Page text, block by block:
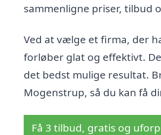
sammenligne priser, tilbud
Ved at vælge et firma, der
forløber glat og effektivt.
det bedst mulige resultat.
Mogenstrup, så du kan få
Få 3 tilbud, gratis og